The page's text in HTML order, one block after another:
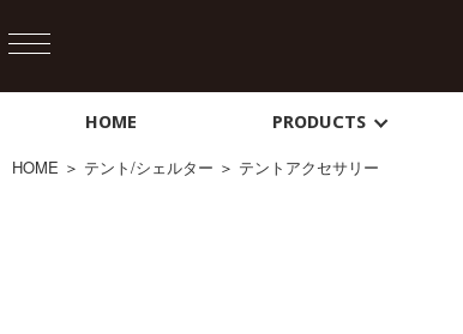
HOME PRODUCTS
HOME ＞ テント/シェルター ＞ テントアクセサリー